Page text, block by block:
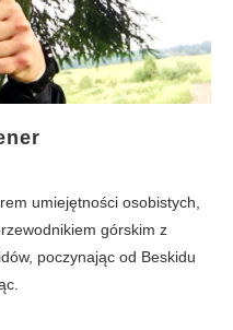
umiejętności osobistych,
górskim z
poczynając od Beskidu